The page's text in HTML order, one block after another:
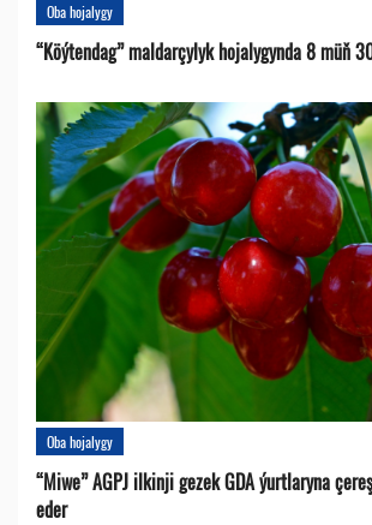
Oba hojalygy
“Köýtendag” maldarçylyk hojalygynda 8 müň
Oba hojalygy
“Miwe” AGPJ ilkinji gezek GDA ýurtlaryna
eder